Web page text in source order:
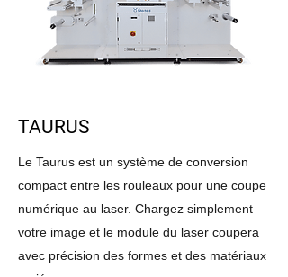
TAURUS
Le Taurus est un système de conversion
compact entre les rouleaux pour une coupe
numérique au laser. Chargez simplement
votre image et le module du laser coupera
avec précision des formes et des matériaux